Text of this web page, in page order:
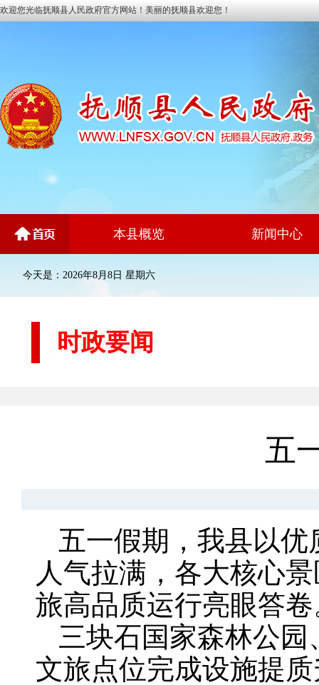
欢迎您光临抚顺县人民政府官方网站！美丽的抚顺县欢迎您！
本县概览 新闻中心
今天是：2026年8月8日 星期六
时政要闻
五
五一假期，我县以
人气拉满，各大核心
旅高品质运行亮眼答
三块石国家森林公
文旅点位完成设施提